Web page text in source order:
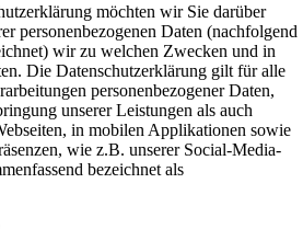
möchten wir Sie darüber
personenbezogenen Daten (nachfolgend
wir zu welchen Zwecken und in
Die Datenschutzerklärung gilt für alle
personenbezogener Daten,
unserer Leistungen als auch
in mobilen Applikationen sowie
wie z.B. unserer Social-Media-
bezeichnet als